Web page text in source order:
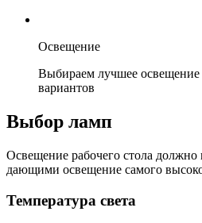
Освещение
Выбираем лучшее освещение
вариантов
Выбор ламп
Освещение рабочего стола должно
дающими освещение самого
Температура света